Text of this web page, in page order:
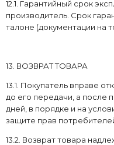
12.1. Гарантийный срок
производитель. Срок
талоне (документации на
13. ВОЗВРАТ ТОВАРА
13.1. Покупатель вправе
до его передачи, а после
дней, в порядке и на
защите прав
13.2. Возврат товара